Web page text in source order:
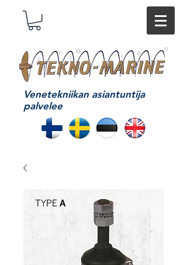
Venetekniikan asiantuntija
palvelee